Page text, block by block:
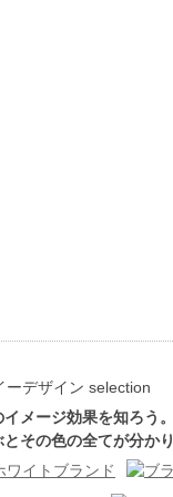
イメージ効果を知ろう
とその色の全てが分かり